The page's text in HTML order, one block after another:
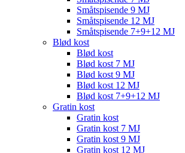
Småtspisende 9 MJ
Småtspisende 12 MJ
Småtspisende 7+9+12 MJ
Blød kost
Blød kost
Blød kost 7 MJ
Blød kost 9 MJ
Blød kost 12 MJ
Blød kost 7+9+12 MJ
Gratin kost
Gratin kost
Gratin kost 7 MJ
Gratin kost 9 MJ
Gratin kost 12 MJ